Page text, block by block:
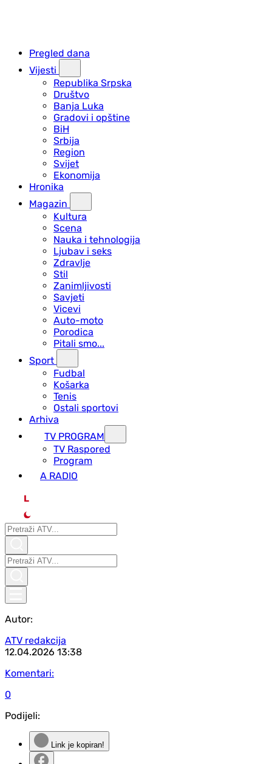
Pregled dana
Vijesti
Republika Srpska
Društvo
Banja Luka
Gradovi i opštine
BiH
Srbija
Region
Svijet
Ekonomija
Hronika
Magazin
Kultura
Scena
Nauka i tehnologija
Ljubav i seks
Zdravlje
Stil
Zanimljivosti
Savjeti
Vicevi
Auto-moto
Porodica
Pitali smo...
Sport
Fudbal
Košarka
Tenis
Ostali sportovi
Arhiva
TV PROGRAM
ТV Raspored
Program
A RADIO
L
Autor:
ATV redakcija
12.04.2026 13:38
Komentari:
0
Podijeli:
Link je kopiran!